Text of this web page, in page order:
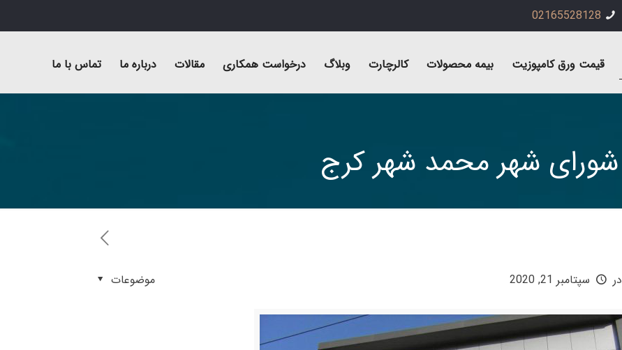
02165528128
قیمت ورق کامپوزیت بیمه محصولات کالرچارت وبلاگ درخواست همکاری مقالات درباره ما تماس با ما
شورای شهر محمد شهر کرج
در سپتامبر 21, 2020 موضوعات